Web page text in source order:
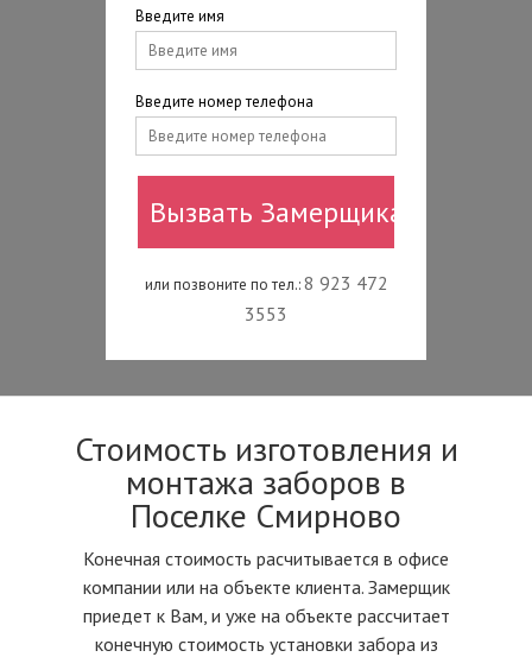
Введите имя
Введите номер телефона
или позвоните по тел.:8 923 472
3553
Стоимость изготовления и
монтажа заборов в
Поселке Смирново
Конечная стоимость расчитывается в офисе
компании или на объекте клиента. Замерщик
приедет к Вам, и уже на объекте рассчитает
конечную стоимость установки забора из